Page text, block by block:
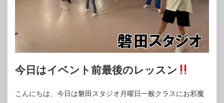
今日はイベント前最後のレッスン
こんにちは、今日は磐田スタジオ月曜日一般クラスにお邪魔